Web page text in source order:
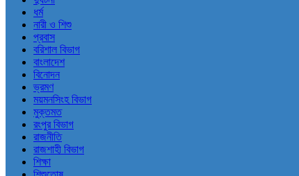
ধর্ম
নারী ও শিশু
প্রবাস
বরিশাল বিভাগ
বাংলাদেশ
বিনোদন
ভ্রমণ
ময়মনসিংহ বিভাগ
মুক্তমত
রংপুর বিভাগ
রাজনীতি
রাজশাহী বিভাগ
শিক্ষা